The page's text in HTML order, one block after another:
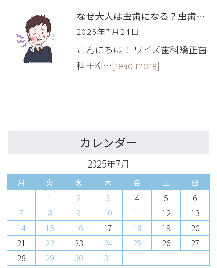
なぜ大人は虫歯になる？虫歯になりやすい人とならない人の決定的な違い
2025年7月24日
こんにちは！ ワイズ歯科矯正歯
科＋KI…[read more]
カレンダー
2025年7月
月 火 水 木 金 土 日
1 2 3 4 5
6
7
8 9 10 11 12
13
14
15 16 17 18 19
20
21
22 23 24 25 26
27
28
29 30 31